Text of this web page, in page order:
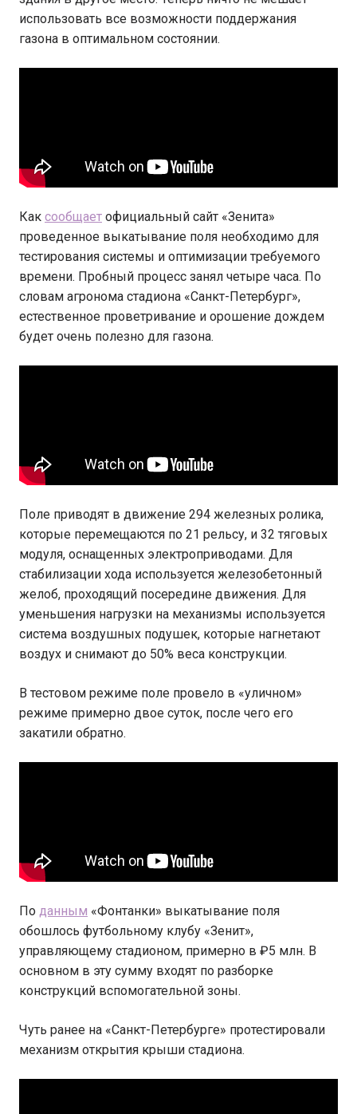
использовать все возможности поддержания
газона в оптимальном состоянии.
Как сообщает официальный сайт «Зенита»
проведенное выкатывание поля необходимо для
тестирования системы и оптимизации требуемого
времени. Пробный процесс занял четыре часа. По
словам агронома стадиона «Санкт-Петербург»,
естественное проветривание и орошение дождем
будет очень полезно для газона.
Поле приводят в движение 294 железных ролика,
которые перемещаются по 21 рельсу, и 32 тяговых
модуля, оснащенных электроприводами. Для
стабилизации хода используется железобетонный
желоб, проходящий посередине движения. Для
уменьшения нагрузки на механизмы используется
система воздушных подушек, которые нагнетают
воздух и снимают до 50% веса конструкции.
В тестовом режиме поле провело в «уличном»
режиме примерно двое суток, после чего его
закатили обратно.
По данным «Фонтанки» выкатывание поля
обошлось футбольному клубу «Зенит»,
управляющему стадионом, примерно в ₽5 млн. В
основном в эту сумму входят по разборке
конструкций вспомогательной зоны.
Чуть ранее на «Санкт-Петербурге» протестировали
механизм открытия крыши стадиона.